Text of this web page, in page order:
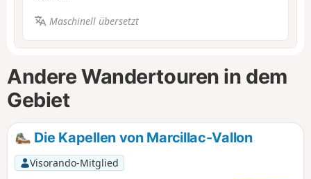
Maschinell übersetzt
Andere Wandertouren in dem
Gebiet
Die Kapellen von Marcillac-Vallon
Visorando-Mitglied